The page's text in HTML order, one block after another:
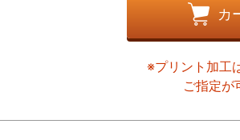
カ
※プリント加工
ご指定が